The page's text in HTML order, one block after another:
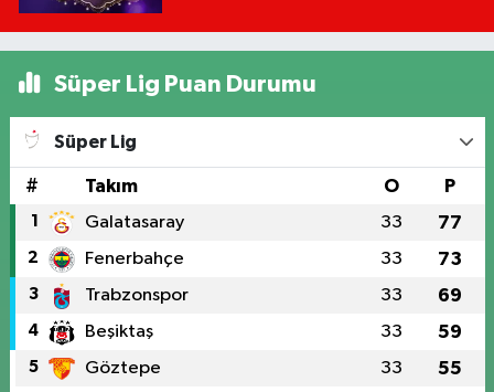
Süper Lig Puan Durumu
Süper Lig
# Takım O P
1 Galatasaray 33 77
2 Fenerbahçe 33 73
3 Trabzonspor 33 69
4 Beşiktaş 33 59
5 Göztepe 33 55